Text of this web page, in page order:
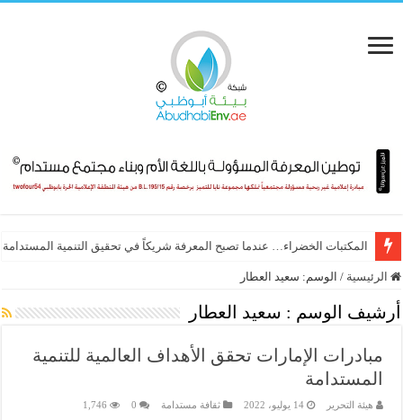
المكتبات الخضراء… عندما تصبح المعرفة شريكاً في تحقيق التنمية المستدامة
الرئيسية / الوسم: سعيد العطار
أرشيف الوسم : سعيد العطار
مبادرات الإمارات تحقق الأهداف العالمية للتنمية
المستدامة
هيئة التحرير 14 يوليو، 2022 ثقافة مستدامة 0
1,746